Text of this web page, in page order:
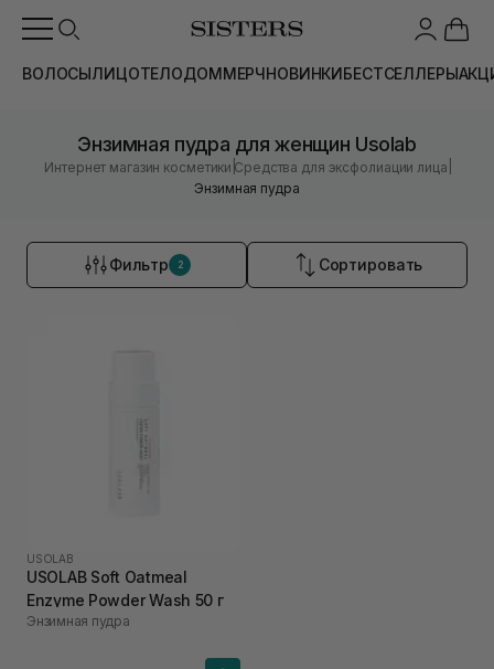
ВОЛОСЫЛИЦОТЕЛОДОММЕРЧНОВИНКИБЕСТСЕЛЛЕРЫ
Энзимная пудра для женщин Usolab
Интернет магазин косметики |Средства для эксфолиации лица
Энзимная пудра
Фильтр 2 Сортировать
USOLAB
USOLAB Soft Oatmeal
Enzyme Powder Wash 50 г
Энзимная пудра